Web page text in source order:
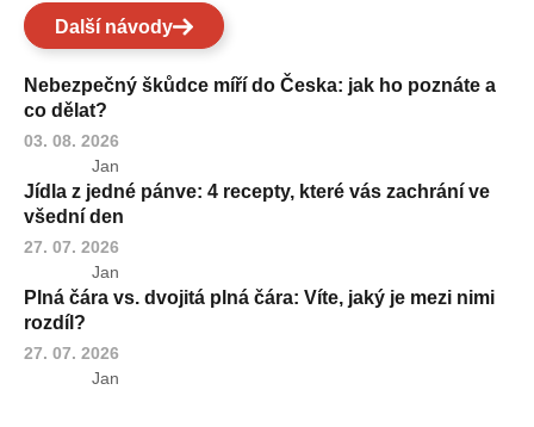
Další návody
Nebezpečný škůdce míří do Česka: jak ho poznáte a
co dělat?
03. 08. 2026
Jan
Jídla z jedné pánve: 4 recepty, které vás zachrání ve
všední den
27. 07. 2026
Jan
Plná čára vs. dvojitá plná čára: Víte, jaký je mezi nimi
rozdíl?
27. 07. 2026
Jan